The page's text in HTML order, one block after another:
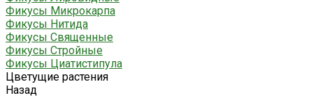
Фикусы Микрокарпа
Фикусы Нитида
Фикусы Священные
Фикусы Стройные
Фикусы Циатистипула
Цветущие растения
Назад